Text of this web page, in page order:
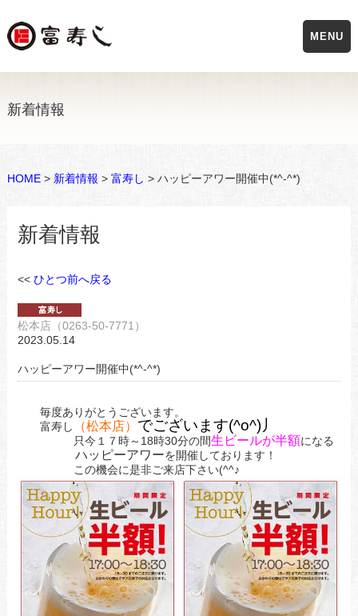
新着情報
HOME> 新着情報 > 富寿し > ハッピーアワー開催中(*^-^*)
新着情報
<< ひとつ前へ戻る
松本店（0263-50-7771）
2023.05.14
ハッピーアワー開催中(*^-^*)
毎度ありがとうございます。
富寿し
（松本店） でございます(^o^)丿
只今１７時～18時30分の間生ビールが半額になる
ハッピーアワーを開催しております！
この機会に是非ご来店下さい(^^♪
MENU